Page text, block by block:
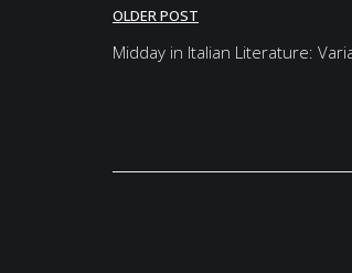
Post
navigation
OLDER POST
Midday in Italian Literature: